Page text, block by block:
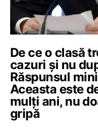
De ce o clasă
cazuri și nu
Răspunsul
Aceasta este
mulți ani, nu
gripă